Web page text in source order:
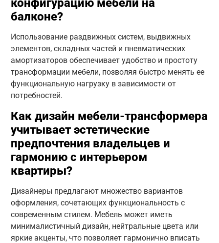
балконе?
Использование раздвижных систем, выдвижных
элементов, складных частей и пневматических
амортизаторов обеспечивает удобство и простоту
трансформации мебели, позволяя быстро менять ее
функциональную нагрузку в зависимости от
потребностей.
Как дизайн мебели-трансформера
учитывает эстетические
предпочтения владельцев и
гармонию с интерьером
квартиры?
Дизайнеры предлагают множество вариантов
оформления, сочетающих функциональность с
современным стилем. Мебель может иметь
минималистичный дизайн, нейтральные цвета или
яркие акценты, что позволяет гармонично вписать